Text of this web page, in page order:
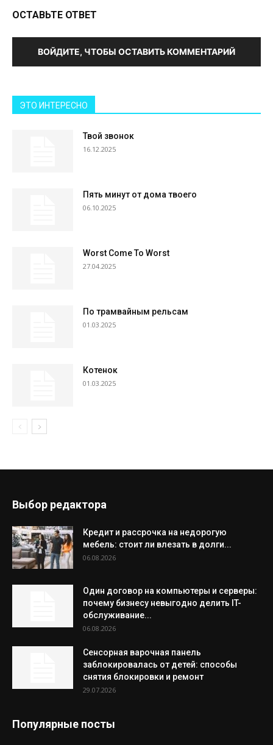
ОСТАВЬТЕ ОТВЕТ
ВОЙДИТЕ, ЧТОБЫ ОСТАВИТЬ КОММЕНТАРИЙ
ЭТО ИНТЕРЕСНО
Твой звонок
16.12.2025
Пять минут от дома твоего
06.10.2025
Worst Come To Worst
27.04.2025
По трамвайным рельсам
01.03.2025
Котенок
01.03.2025
Выбор редактора
Кредит и рассрочка на недорогую
мебель: стоит ли влезать в долги...
06.08.2026
Один договор на компьютеры и серверы:
почему бизнесу невыгодно делить IT-
обслуживание...
06.08.2026
Сенсорная варочная панель
заблокировалась от детей: способы
снятия блокировки и ремонт
29.07.2026
Популярные посты